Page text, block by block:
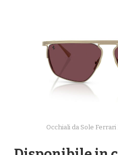
Occhiali da Sole Ferrari